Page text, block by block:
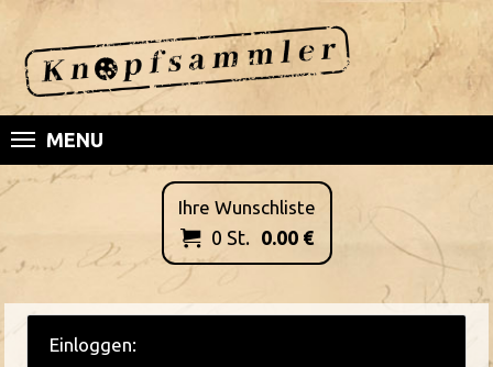
MENU
Ihre Wunschliste
 0 St. 0.00€
Einloggen: